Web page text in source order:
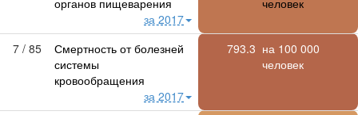
за 2017
7 / 85
Смертность от болезней
системы
кровообращения
за 2017
793.3 на 100 000
человек